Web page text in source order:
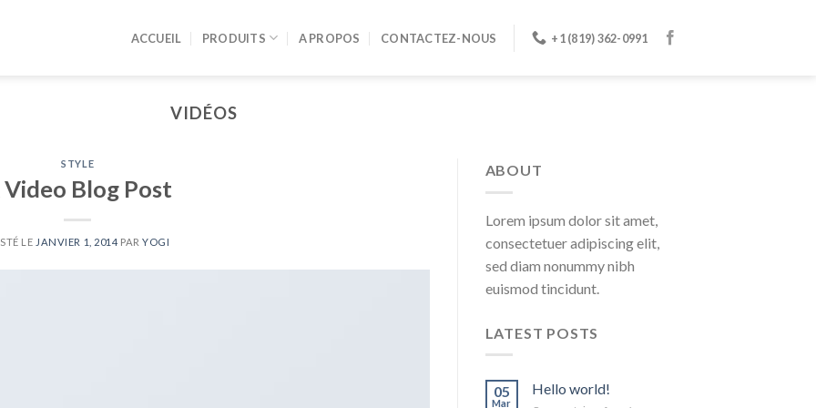
ACCUEIL PRODUITS A PROPOS CONTACTEZ-NOUS +1 (819) 362-0991
VIDÉOS
STYLE
Video Blog Post
LE JANVIER 1, 2014 PARYOGI
ABOUT
Lorem ipsum dolor sit amet,
consectetuer adipiscing elit,
sed diam nonummy nibh
euismod tincidunt.
LATEST POSTS
05
Mar
Hello world!